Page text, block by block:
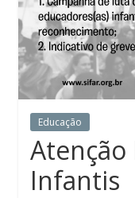
Educação
Atenção
Infantis